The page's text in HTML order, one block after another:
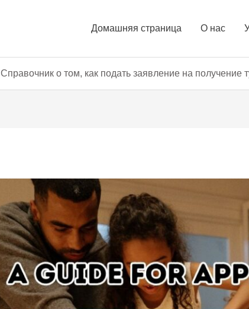
Домашняя страница О нас
Справочник о том, как подать заявление на получение